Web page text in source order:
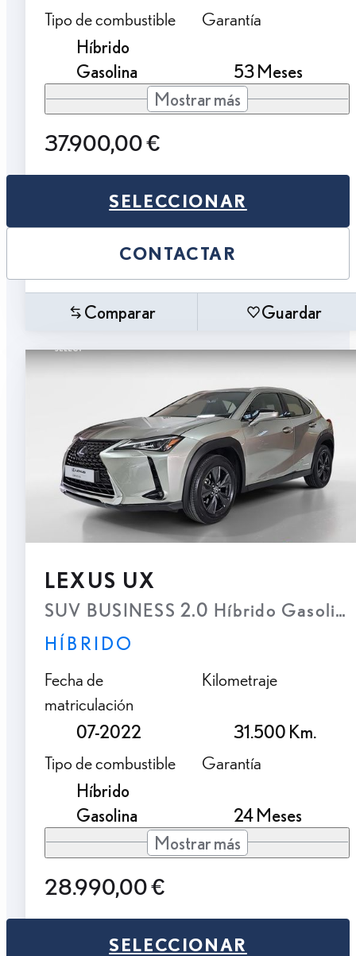
Tipo de combustible
Híbrido
Gasolina
Garantía
53 Meses
Mostrar más
37.900,00 €
SELECCIONAR
CONTACTAR
Comparar Guardar
LEXUS UX
SUV BUSINESS 2.0 Híbrido
HÍBRIDO
Fecha de
matriculación
07-2022
Kilometraje
31.500 Km.
Tipo de combustible
Híbrido
Gasolina
Garantía
24 Meses
Mostrar más
28.990,00 €
SELECCIONAR